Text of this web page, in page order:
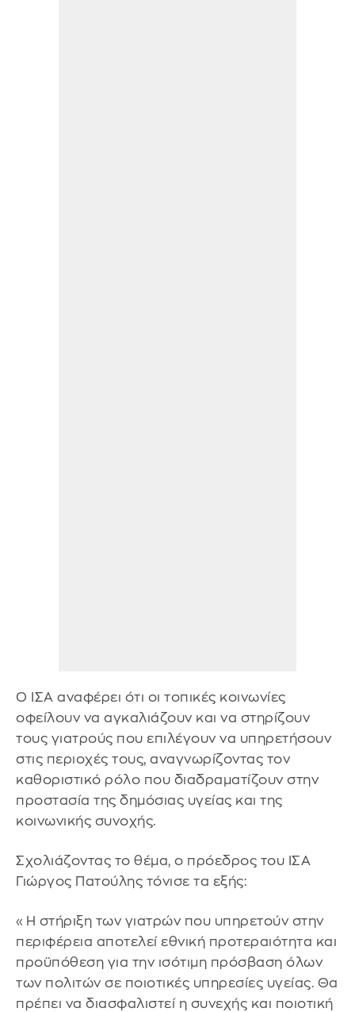
Ο ΙΣΑ αναφέρει ότι οι τοπικές κοινωνίες
οφείλουν να αγκαλιάζουν και να στηρίζουν
τους γιατρούς που επιλέγουν να υπηρετήσουν
στις περιοχές τους, αναγνωρίζοντας τον
καθοριστικό ρόλο που διαδραματίζουν στην
προστασία της δημόσιας υγείας και της
κοινωνικής συνοχής.
Σχολιάζοντας το θέμα, ο πρόεδρος του ΙΣΑ
Γιώργος Πατούλης τόνισε τα εξής:
«Η στήριξη των γιατρών που υπηρετούν στην
περιφέρεια αποτελεί εθνική προτεραιότητα και
προϋπόθεση για την ισότιμη πρόσβαση όλων
των πολιτών σε ποιοτικές υπηρεσίες υγείας. Θα
πρέπει να διασφαλιστεί η συνεχής και ποιοτική